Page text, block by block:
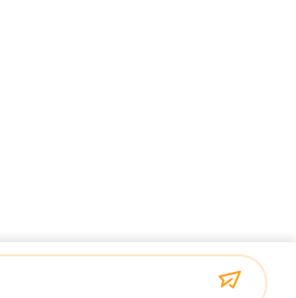
Manufacturing (jiangsu) Co., Ltd. All